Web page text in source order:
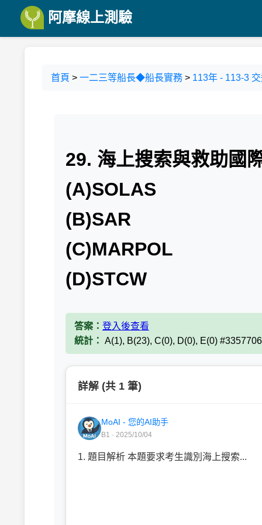
阿摩線上測驗
首頁 > 一二三等船長◆船長實務 > 113年 - 113-3
29. 海上搜索與救助國
(A)SOLAS
(B)SAR
(C)MARPOL
(D)STCW
答案： 登入後查看
統計： A(1), B(23), C(0), D(0), E(0) #3357706
詳解 (共 1 筆)
MoAI - 您的AI助手
B1 · 2025/10/04
1. 題目解析 本題要求考生識別海上搜索...